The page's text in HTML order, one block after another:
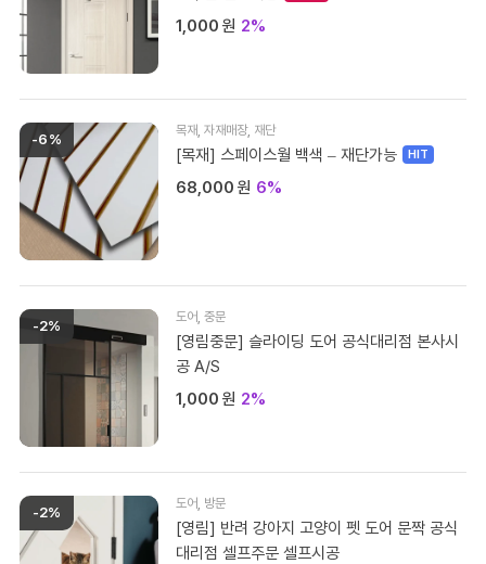
1,000 원 2%
-6%
목재 ,자재매장, 재단
[목재] 스페이스월 백색 – 재단가능
68,000 원 6%
-2%
도어 ,중문
[영림중문] 슬라이딩 도어 공식대리점 본사시
공 A/S
1,000 원 2%
-2%
도어 방문
[영림] 반려 강아지 고양이 펫 도어 문짝 공식
대리점 셀프주문 셀프시공